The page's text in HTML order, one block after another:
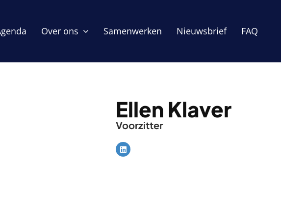
Over ons Samenwerken Nieuwsbrief FAQ
Ellen Klaver
Voorzitter